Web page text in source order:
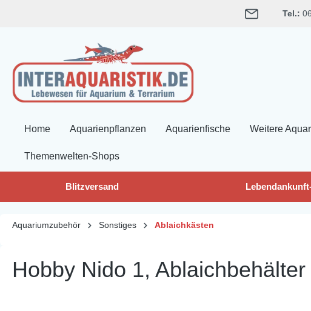
Tel.:
Home Aquarienpflanzen Aquarienfische Weitere
Themenwelten-Shops
Blitzversand
Aquariumzubehör Sonstiges Ablaichkästen
Hobby Nido 1, Ablaichbehälter